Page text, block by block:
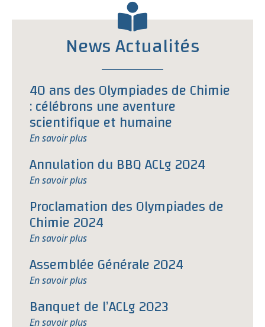
News Actualités
40 ans des Olympiades de Chimie
: célébrons une aventure
scientifique et humaine
En savoir plus
Annulation du BBQ ACLg 2024
En savoir plus
Proclamation des Olympiades de
Chimie 2024
En savoir plus
Assemblée Générale 2024
En savoir plus
Banquet de l’ACLg 2023
En savoir plus